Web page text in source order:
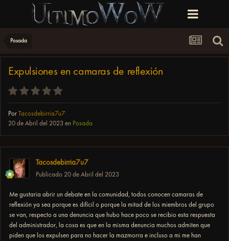
Posada
Expulsiones en camaras de reflexión
Por Tacosdebirria7u7
20 de Abril del 2023 en Posada
Tacosdebirria7u7
Publicado 20 de Abril del 2023
Me gustaria abrir un debate en la comunidad, todos conocen camaras de
reflexión ya sea porque es difícil o porque la mitad de los miembros del grupo
se van, respecto a una denuncia que hubo hace poco se recibio esta respuesta
del administrador, la cosa es que en la misma denuncia muchos admiten que
piden que los expulsen para no hacer la mazmorra e incluso a mi me han